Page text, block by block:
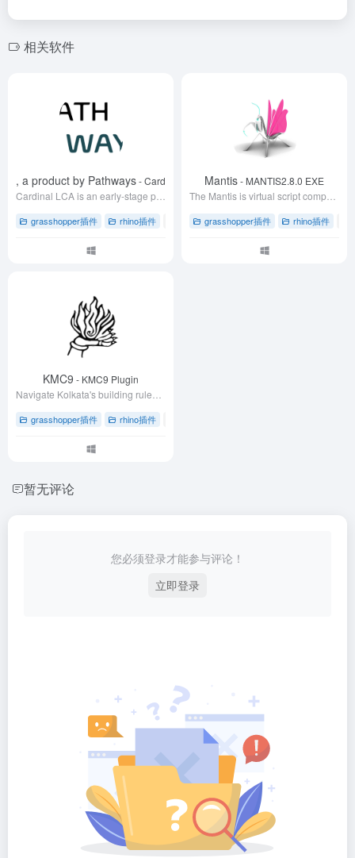
相关软件
a product by Pathways- Cardinal LCA v0.0.1
grasshopper插件 rhino插件 # Pathways产品 # rhino犀牛软件插件 # 全球
Mantis- MANTIS2.8.0 EXE
grasshopper插件 rhino插件
KMC9 - KMC9 Plugin
grasshopper插件 rhino插件
暂无评论
您必须登录才能参与评论！
立即登录